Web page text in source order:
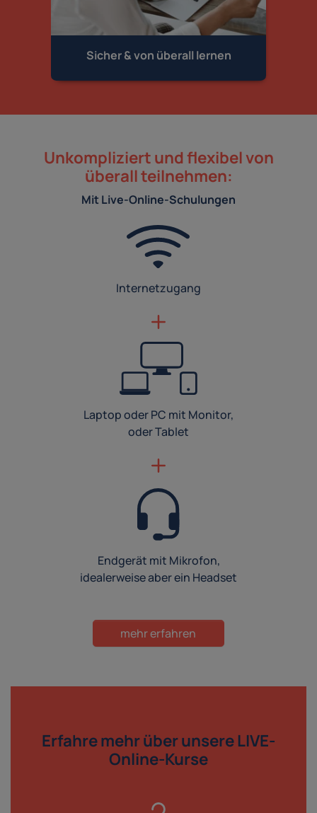
Sicher & von überall lernen
Unkompliziert und flexibel von
überall teilnehmen:
Mit Live-Online-Schulungen
Internetzugang
Laptop oder PC mit Monitor,
oder Tablet
Endgerät mit Mikrofon,
idealerweise aber ein Headset
mehr erfahren
Erfahre mehr überunsere LIVE-
Online-Kurse